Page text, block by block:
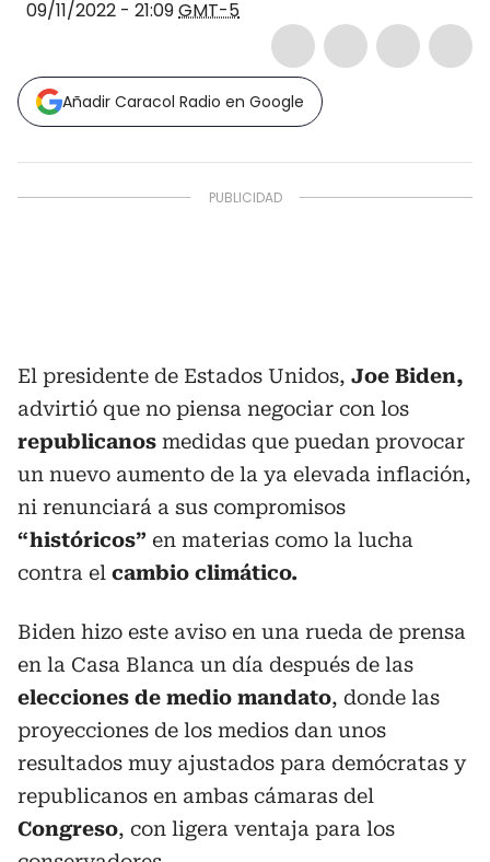
09/11/2022 - 21:09GMT-5
Añadir Caracol Radio en Google
El presidente de Estados Unidos, Joe Biden,
advirtió que no piensa negociar con los
republicanos medidas que puedan provocar
un nuevo aumento de la ya elevada inflación,
ni renunciará a sus compromisos
“históricos” en materias como la lucha
contra el cambio climático.
Biden hizo este aviso en una rueda de prensa
en la Casa Blanca un día después de las
elecciones de medio mandato, donde las
proyecciones de los medios dan unos
resultados muy ajustados para demócratas y
republicanos en ambas cámaras del
Congreso, con ligera ventaja para los